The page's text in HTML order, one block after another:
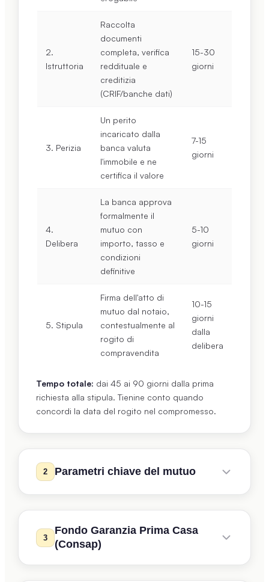
2.
Istruttoria
Raccolta
documenti
completa, verifica
reddituale e
creditizia
(CRIF/banche dati)
15-30
giorni
3. Perizia
Un perito
incaricato dalla
banca valuta
l'immobile e ne
certifica il valore
7-15
giorni
4.
Delibera
La banca approva
formalmente il
mutuo con
importo, tasso e
condizioni
definitive
5-10
giorni
5. Stipula
Firma dell'atto di
mutuo dal notaio,
contestualmente al
rogito di
compravendita
10-15
giorni
dalla
delibera
Tempo totale: dai 45 ai 90 giorni dalla prima
richiesta alla stipula. Tienine conto quando
concordi la data del rogito nel compromesso.
2 Parametri chiave del mutuo
Ogni banca applica criteri standard per decidere
se e quanto prestarti:
LTV (Loan To Value):
3
Fondo Garanzia Prima Casa
(Consap)